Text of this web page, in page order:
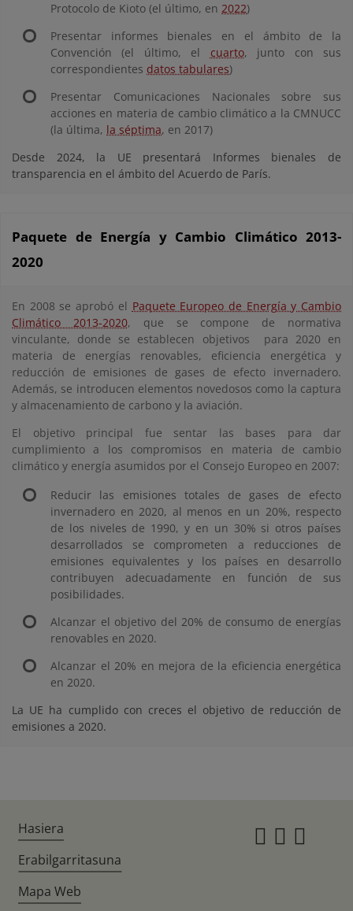
Protocolo de Kioto (el último, en 2022)
Presentar informes bienales en el ámbito de la
Convención (el último, el cuarto, junto con sus
correspondientes datos tabulares)
Presentar Comunicaciones Nacionales sobre sus
acciones en materia de cambio climático a la CMNUCC
(la última, la séptima, en 2017)
Desde 2024, la UE presentará Informes bienales de
transparencia en el ámbito del Acuerdo de París.
Paquete de Energía y Cambio Climático 2013-
2020
En 2008 se aprobó el Paquete Europeo de Energía y Cambio
Climático 2013-2020, que se compone de normativa
vinculante, donde se establecen objetivos para 2020 en
materia de energías renovables, eficiencia energética y
reducción de emisiones de gases de efecto invernadero.
Además, se introducen elementos novedosos como la captura
y almacenamiento de carbono y la aviación.
El objetivo principal fue sentar las bases para dar
cumplimiento a los compromisos en materia de cambio
climático y energía asumidos por el Consejo Europeo en 2007:
Reducir las emisiones totales de gases de efecto
invernadero en 2020, al menos en un 20%, respecto
de los niveles de 1990, y en un 30% si otros países
desarrollados se comprometen a reducciones de
emisiones equivalentes y los países en desarrollo
contribuyen adecuadamente en función de sus
posibilidades.
Alcanzar el objetivo del 20% de consumo de energías
renovables en 2020.
Alcanzar el 20% en mejora de la eficiencia energética
en 2020.
La UE ha cumplido con creces el objetivo de reducción de
emisiones a 2020.
Hasiera
Erabilgarritasuna
Mapa Web